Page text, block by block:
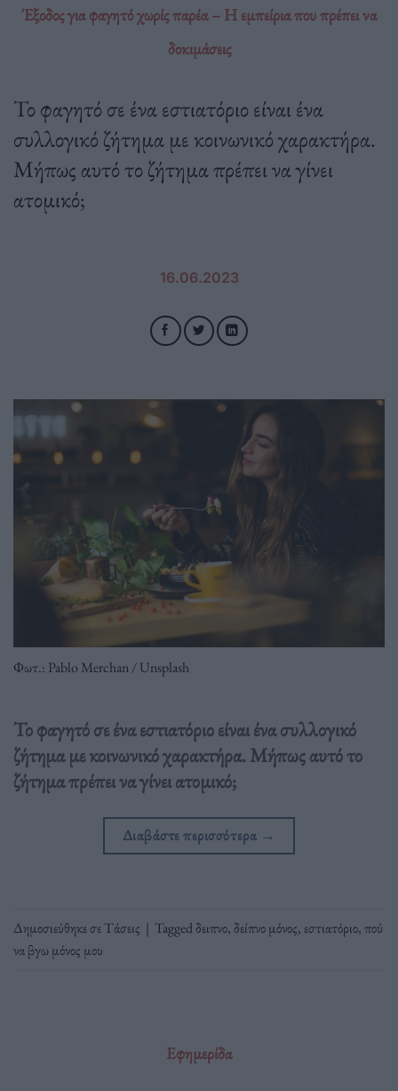
Έξοδος για φαγητό χωρίς παρέα – Η εμπείρια που πρέπει να
δοκιμάσεις
Το φαγητό σε ένα εστιατόριο είναι ένα
συλλογικό ζήτημα με κοινωνικό χαρακτήρα.
Μήπως αυτό το ζήτημα πρέπει να γίνει
ατομικό;
16.06.2023
Φωτ.: Pablo Merchan / Unsplash
Το φαγητό σε ένα εστιατόριο είναι ένα συλλογικό
ζήτημα με κοινωνικό χαρακτήρα. Μήπως αυτό το
ζήτημα πρέπει να γίνει ατομικό;
Διαβάστε περισσότερα →
Δημοσιεύθηκε σεΤάσεις | Taggedδειπνο,δείπνο μόνος, εστιατόριο,πού
να βγω μόνος μου
Εφημερίδα